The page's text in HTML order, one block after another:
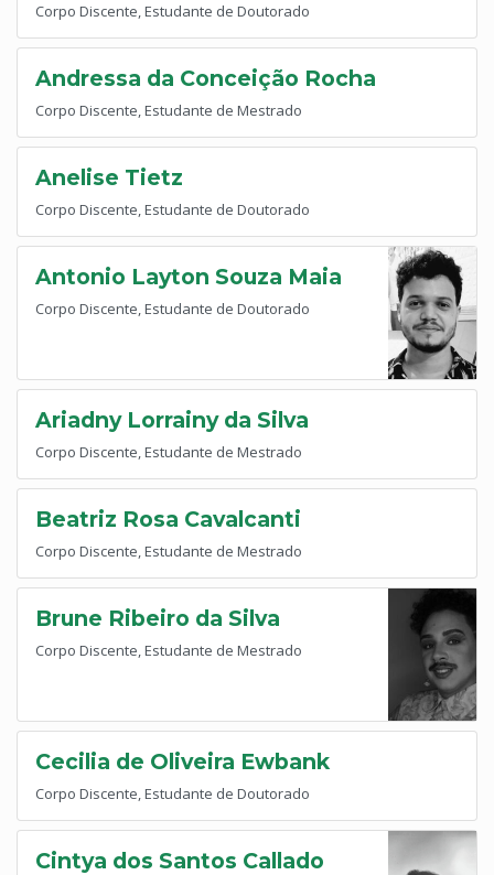
Corpo Discente, Estudante de Doutorado
Andressa da Conceição Rocha
Corpo Discente, Estudante de Mestrado
Anelise Tietz
Corpo Discente, Estudante de Doutorado
Antonio Layton Souza Maia
Corpo Discente, Estudante de Doutorado
Ariadny Lorrainy da Silva
Corpo Discente, Estudante de Mestrado
Beatriz Rosa Cavalcanti
Corpo Discente, Estudante de Mestrado
Brune Ribeiro da Silva
Corpo Discente, Estudante de Mestrado
Cecilia de Oliveira Ewbank
Corpo Discente, Estudante de Doutorado
Cintya dos Santos Callado